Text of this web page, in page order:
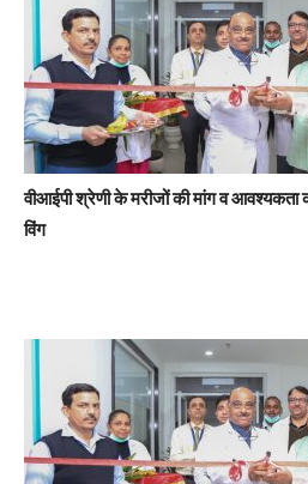
वीआईपी श्रेणी के मरीजों की मांग व आवश्यकता
विंग